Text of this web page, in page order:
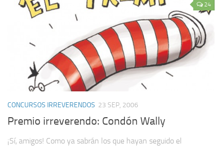
24
CONCURSOS IRREVERENDOS 23 SEP, 2006
Premio irreverendo: Condón Wally
¡Sí, amigos! Como ya sabrán los que hayan seguido el